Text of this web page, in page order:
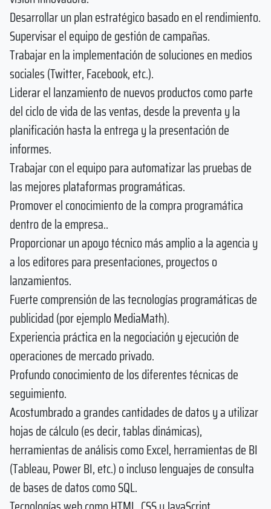
Desarrollar un plan estratégico basado en el rendimiento.
Supervisar el equipo de gestión de campañas.
Trabajar en la implementación de soluciones en medios
sociales (Twitter, Facebook, etc.).
Liderar el lanzamiento de nuevos productos como parte
del ciclo de vida de las ventas, desde la preventa y la
planificación hasta la entrega y la presentación de
informes.
Trabajar con el equipo para automatizar las pruebas de
las mejores plataformas programáticas.
Promover el conocimiento de la compra programática
dentro de la empresa..
Proporcionar un apoyo técnico más amplio a la agencia y
a los editores para presentaciones, proyectos o
lanzamientos.
Fuerte comprensión de las tecnologías programáticas de
publicidad (por ejemplo MediaMath).
Experiencia práctica en la negociación y ejecución de
operaciones de mercado privado.
Profundo conocimiento de los diferentes técnicas de
seguimiento.
Acostumbrado a grandes cantidades de datos y a utilizar
hojas de cálculo (es decir, tablas dinámicas),
herramientas de análisis como Excel, herramientas de BI
(Tableau, Power BI, etc.) o incluso lenguajes de consulta
de bases de datos como SQL.